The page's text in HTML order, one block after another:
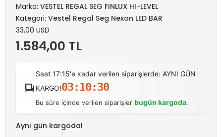
Marka: VESTEL REGAL SEG FINLUX HI-LEVEL
Kategori: Vestel Regal Seg Nexon LED BAR
33,00 USD
1.584,00 TL
Saat 17:15'e kadar verilen siparişlerde: AYNI GÜN
KARGO!03:10:30
Bu süre içinde verilen siparişlerbugün kargoda.
Aynı gün kargoda!